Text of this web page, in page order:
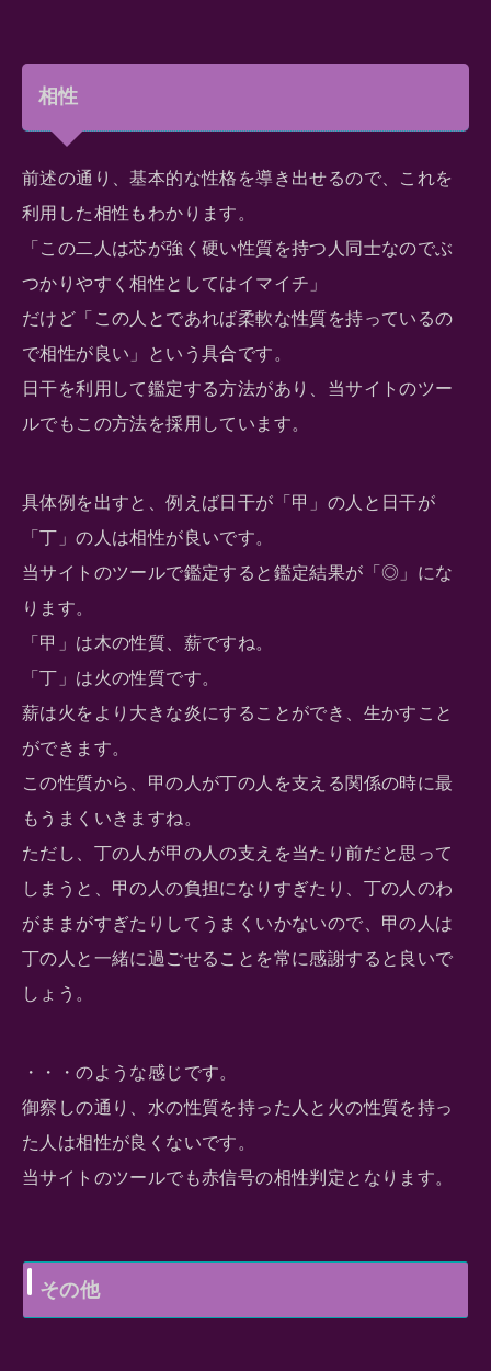
相性
前述の通り、基本的な性格を導き出せるので、これを
利用した相性もわかります。
「この二人は芯が強く硬い性質を持つ人同士なのでぶ
つかりやすく相性としてはイマイチ」
だけど「この人とであれば柔軟な性質を持っているの
で相性が良い」という具合です。
日干を利用して鑑定する方法があり、当サイトのツー
ルでもこの方法を採用しています。
具体例を出すと、例えば日干が「甲」の人と日干が
「丁」の人は相性が良いです。
当サイトのツールで鑑定すると鑑定結果が「◎」にな
ります。
「甲」は木の性質、薪ですね。
「丁」は火の性質です。
薪は火をより大きな炎にすることができ、生かすこと
ができます。
この性質から、甲の人が丁の人を支える関係の時に最
もうまくいきますね。
ただし、丁の人が甲の人の支えを当たり前だと思って
しまうと、甲の人の負担になりすぎたり、丁の人のわ
がままがすぎたりしてうまくいかないので、甲の人は
丁の人と一緒に過ごせることを常に感謝すると良いで
しょう。
・・・のような感じです。
御察しの通り、水の性質を持った人と火の性質を持っ
た人は相性が良くないです。
当サイトのツールでも赤信号の相性判定となります。
その他